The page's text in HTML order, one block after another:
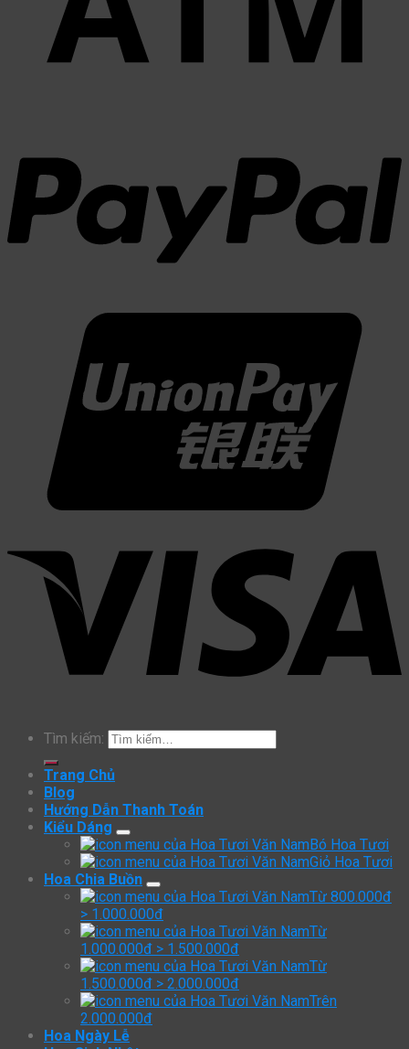
Tìm kiếm:
Trang Chủ
Blog
Hướng Dẫn Thanh Toán
Kiểu Dáng
Bó Hoa Tươi
Giỏ Hoa Tươi
Hoa Chia Buồn
Từ 800.000đ
> 1.000.000đ
Từ
1.000.000đ > 1.500.000đ
Từ
1.500.000đ > 2.000.000đ
Trên
2.000.000đ
Hoa Ngày Lễ